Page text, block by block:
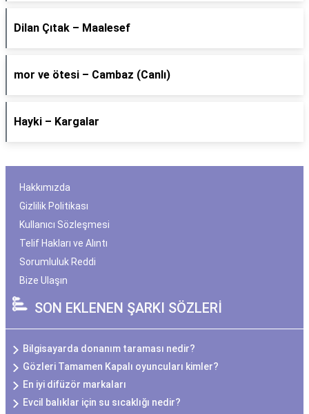
Dilan Çıtak – Maalesef
​mor ve ötesi – Cambaz (Canlı)
Hayki – Kargalar
Hakkımızda
Gizlilik Politikası
Kullanıcı Sözleşmesi
Telif Hakları ve Alıntı
Sorumluluk Reddi
Bize Ulaşın
SON EKLENEN ŞARKI SÖZLERİ
Bilgisayarda donanım taraması nedir?
Gözleri Tamamen Kapalı oyuncuları kimler?
En iyi difüzör markaları
Evcil balıklar için su sıcaklığı nedir?